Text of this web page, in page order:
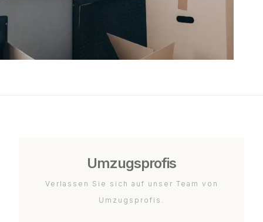
Umzugsprofis
Verlassen Sie sich auf unser Team von
Umzugsprofis.